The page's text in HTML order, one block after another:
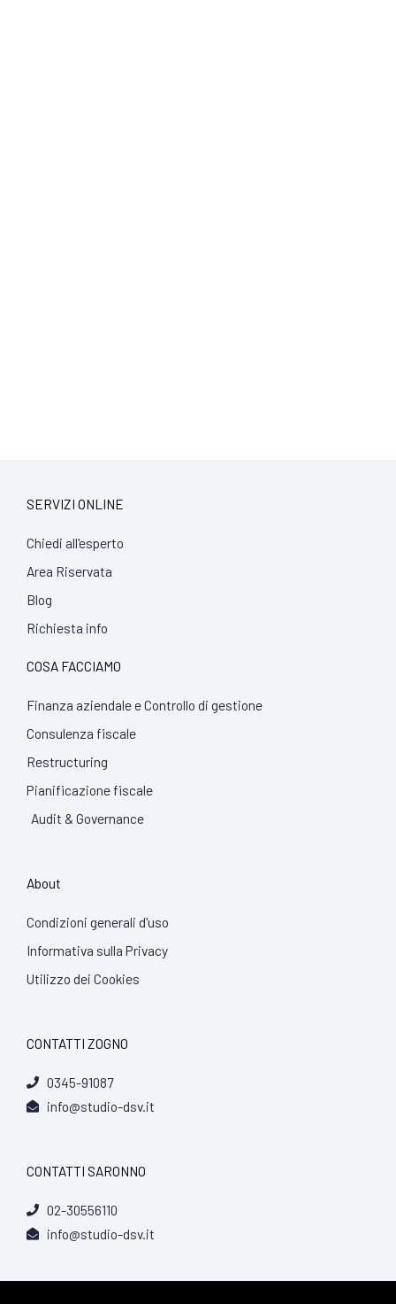
SERVIZI ONLINE
Chiedi all'esperto
Area Riservata
Blog
Richiesta info
COSA FACCIAMO
Finanza aziendale e Controllo di gestione
Consulenza fiscale
Restructuring
Pianificazione fiscale
Audit & Governance
About
Condizioni generali d'uso
Informativa sulla Privacy
Utilizzo dei Cookies
CONTATTI ZOGNO
0345-91087
info@studio-dsv.it
CONTATTI SARONNO
02-30556110
info@studio-dsv.it